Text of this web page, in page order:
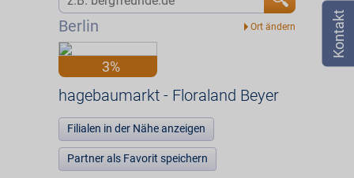
Jetzt BSW-Mitglied werden
Login
Berlin
Vorteilswelt
3%
hagebaumarkt - Floraland Beyer
Filialen in der Nähe anzeigen
Partner als Favorit speichern